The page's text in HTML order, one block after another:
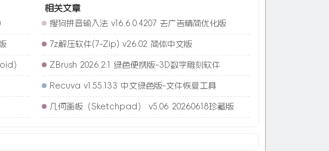
）
相关文章
搜狗拼音输入法 v16.6.0.4207 去广告精简优化版
7z解压软件(7-Zip) v26.02 简体中文版
ZBrush 2026.2.1 绿色便携版-3D数字雕刻软件
Recuva v1.55.133 中文绿色版-文件恢复工具
几何画板（Sketchpad） v5.06 20260618珍藏版